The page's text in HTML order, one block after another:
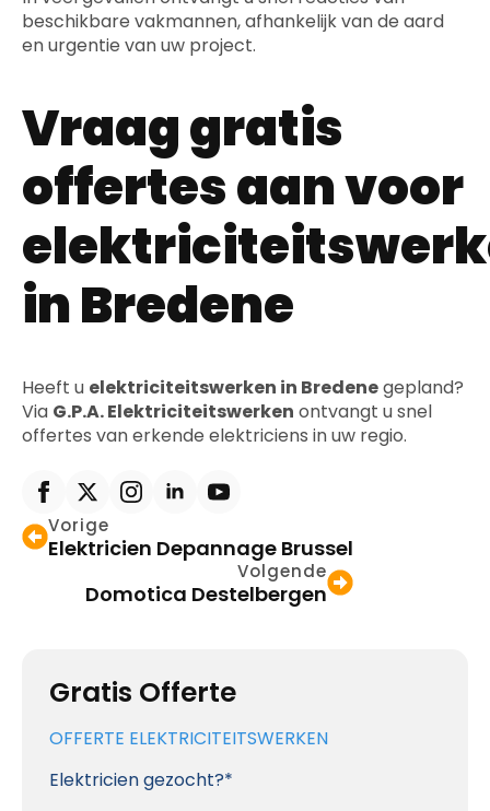
Gratis Offerte
OFFERTE ELEKTRICITEITSWERKEN
Elektricien gezocht?*
beschikbare vakmannen, afhankelijk van de aard
en urgentie van uw project.
Vraag gratis
offertes aan voor
in Bredene
Heeft u elektriciteitswerken in Bredenegepland?
Via G.P.A. Elektriciteitswerken ontvangt u snel
offertes van erkende elektriciens in uw regio.
Vorige
Elektricien Depannage Brussel
Volgende
Domotica Destelbergen